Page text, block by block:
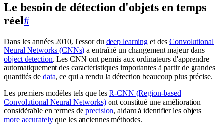
Le besoin de détection d'objets en temps
réel#
Dans les années 2010, l'essor du deep learning et des Convolutional
Neural Networks (CNNs) a entraîné un changement majeur dans
object detection. Les CNN ont permis aux ordinateurs d'apprendre
automatiquement des caractéristiques importantes à partir de grandes
quantités de data, ce qui a rendu la détection beaucoup plus précise.
Les premiers modèles tels que les R-CNN (Region-based
Convolutional Neural Networks) ont constitué une amélioration
considérable en termes de precision, aidant à identifier les objets
more accurately que les anciennes méthodes.